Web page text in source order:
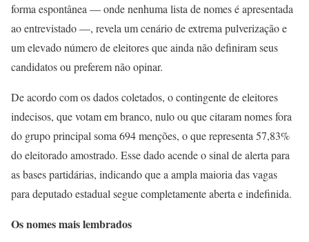
forma espontânea — onde nenhuma lista de nomes é apresentada
ao entrevistado —, revela um cenário de extrema pulverização e
um elevado número de eleitores que ainda não definiram seus
candidatos ou preferem não opinar.
De acordo com os dados coletados, o contingente de eleitores
indecisos, que votam em branco, nulo ou que citaram nomes fora
do grupo principal soma 694 menções, o que representa 57,83%
do eleitorado amostrado. Esse dado acende o sinal de alerta para
as bases partidárias, indicando que a ampla maioria das vagas
para deputado estadual segue completamente aberta e indefinida.
Os nomes mais lembrados